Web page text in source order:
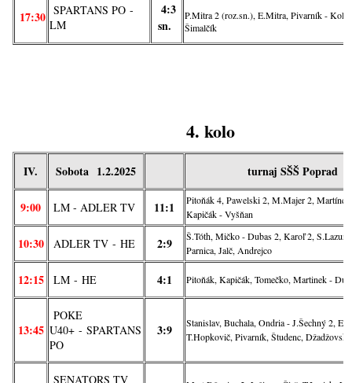
17:30 SPARTANS PO -
LM
4:3
sn.
P.Mitra 2 (roz.sn.), E.Mitra, Pivarník -
Šimalčík
4. kolo
IV. Sobota 1.2.2025 turnaj SŠŠ Poprad
9:00 LM - ADLER TV 11:1
Pitoňák 4, Pawelski 2, M.Majer 2,
Kapičák - Vyšňan
10:30 ADLER TV - HE 2:9
Š.Tóth, Mičko - Dubas 2, Karoľ 2, S.Lazur,
Parnica, Jalč, Andrejco
12:15 LM - HE 4:1 Pitoňák, Kapičák, Tomečko, Martinek -
13:45
POKE
U40+ - SPARTANS
PO
3:9
Stanislav, Buchala, Ondria - J.Šechný 2,
T.Hopkovič, Pivarník, Študenc,
SENATORS TV